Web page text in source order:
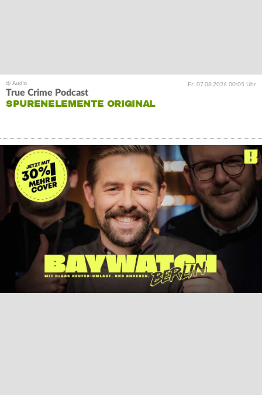
Fr. 07.08.2026 00:05 Uhr
True Crime Podcast
SPURENELEMENTE ORIGINAL